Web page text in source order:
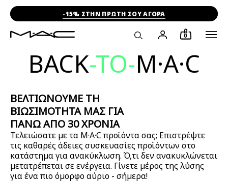
-15% ΣΤΗΝ ΠΡΩΤΗ ΣΟΥ ΑΓΟΡΑ
0
BACK-TO-M·A·C
ΒΕΛΤΙΩΝΟΥΜΕ ΤΗ
ΒΙΩΣΙΜΟΤΗΤΑ ΜΑΣ ΓΙΑ
ΠΑΝΩ ΑΠΟ 30 ΧΡΟΝΙΑ
Τελειώσατε με τα M·A·C προϊόντα σας; Επιστρέψτε
τις καθαρές άδειες συσκευασίες προϊόντων στο
κατάστημα για ανακύκλωση. Ό,τι δεν ανακυκλώνεται
μετατρέπεται σε ενέργεια. Γίνετε μέρος της λύσης
για ένα πιο όμορφο αύριο - σήμερα!